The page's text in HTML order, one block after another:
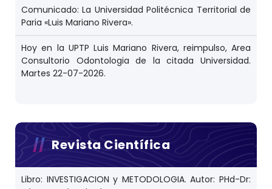
Comunicado: La Universidad Politécnica Territorial de
Paria «Luis Mariano Rivera».
Hoy en la UPTP Luis Mariano Rivera, reimpulso, Area
Consultorio Odontologia de la citada Universidad.
Martes 22-07-2026.
Revista Científica
Libro: INVESTIGACION y METODOLOGIA. Autor: PHd-Dr: